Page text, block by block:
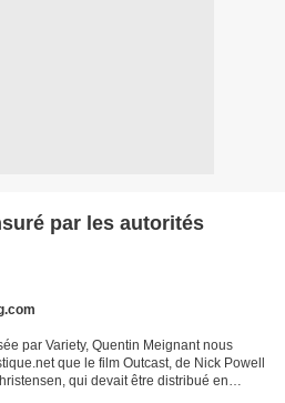
par les autorités
par Variety, Quentin Meignant nous
que le film Outcast, de Nick Powell
qui devait être distribué en